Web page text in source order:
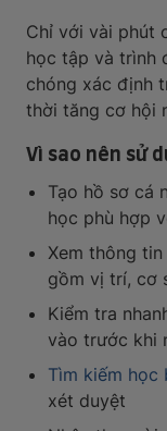
Chỉ với vài phút
học tập và trình
chóng xác định
thời tăng cơ hội
Vì sao nên sử
Tạo hồ sơ cá
học phù hợp
Xem thông
gồm vị trí, cơ
Kiểm tra
vào trước khi
Tìm kiếm học
xét duyệt